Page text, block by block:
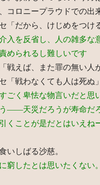
コロニープラウドでの出
「だから、けじめをつけ
入を反省し、人の雑多な
められるし難しいです
戦えば、また罪の無い人
「戦わなくても人は死ぬ」
ごく卑怯な物言いだと思
――天災だろうが寿命だ
くことが是だとはいえね
いしばる沙慈。
窮したとは思いたくない